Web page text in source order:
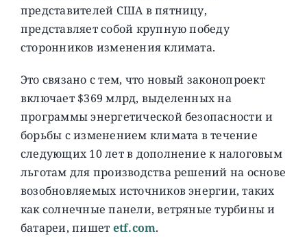
представителей США в пятницу,
представляет собой крупную победу
сторонников изменения климата.
Это связано с тем, что новый законопроект
включает $369 млрд, выделенных на
программы энергетической безопасности и
борьбы с изменением климата в течение
следующих 10 лет в дополнение к налоговым
льготам для производства решений на основе
возобновляемых источников энергии, таких
как солнечные панели, ветряные турбины и
батареи, пишет etf.com.